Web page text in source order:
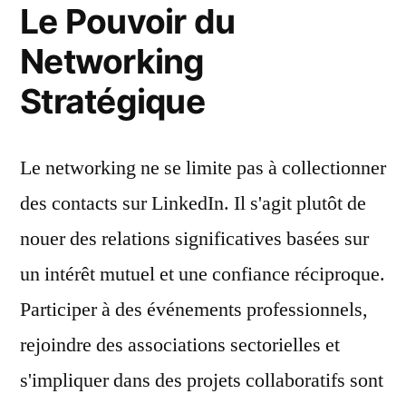
Le Pouvoir du
Networking
Stratégique
Le networking ne se limite pas à collectionner
des contacts sur LinkedIn. Il s'agit plutôt de
nouer des relations significatives basées sur
un intérêt mutuel et une confiance réciproque.
Participer à des événements professionnels,
rejoindre des associations sectorielles et
s'impliquer dans des projets collaboratifs sont